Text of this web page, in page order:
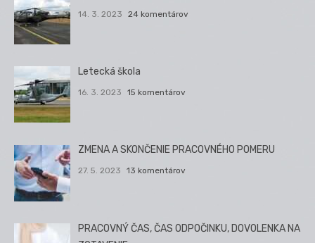
14. 3. 2023 24 komentárov
Letecká škola
16. 3. 2023 15 komentárov
ZMENA A SKONČENIE PRACOVNÉHO POMERU
27. 5. 2023 13 komentárov
PRACOVNÝ ČAS, ČAS ODPOČINKU, DOVOLENKA NA